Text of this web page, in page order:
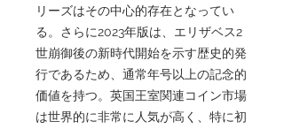
リーズはその中心的存在となってい
る。さらに2023年版は、エリザベス2
世崩御後の新時代開始を示す歴史的発
行であるため、通常年号以上の記念的
価値を持つ。英国王室関連コイン市場
は世界的に非常に人気が高く、特に初